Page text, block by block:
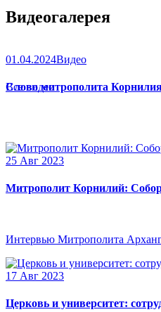
Видеогалерея
01.04.2024Видео
Слово митрополита
Все видео
25 Авг 2023
Митрополит Корнилий:
Интервью Митрополита
17 Авг 2023
Церковь и университет: